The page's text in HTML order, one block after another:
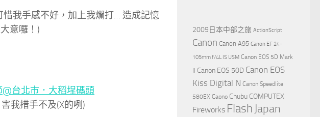
我手感不好，加上我爛打… 造成記憶
意囉！)
我措手不及(X的咧)
2009日本中部之旅 ActionScript
Canon Canon A95 Canon EF 24-
105mm f/4L IS USM Canon EOS 5D Mark
Canon EOS 50D Canon EOS
Kiss Digital N Canon Speedlite
580EX Caono Chubu COMPUTEX
Fireworks Flash Japan